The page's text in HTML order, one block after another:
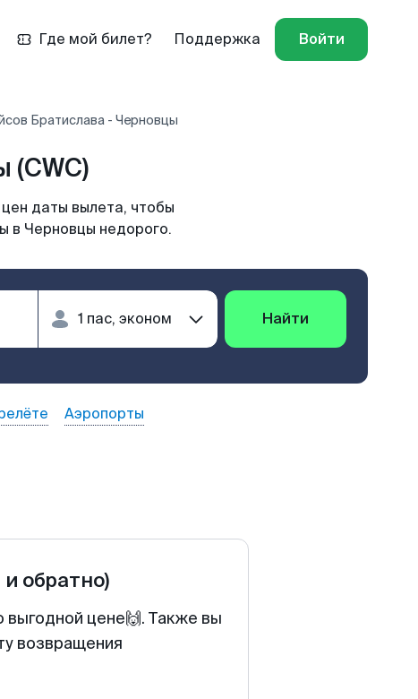
Где мой билет? Поддержка Войти
Братислава - Черновцы
даты вылета, чтобы
в Черновцы недорого.
Найти
Аэропорты
и обратно)
цене🙌. Также вы
возвращения